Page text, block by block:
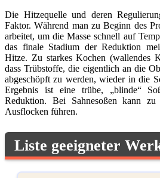
Die Hitzequelle und deren
Faktor. Während man zu Beginn des
arbeitet, um die Masse schnell auf
das finale Stadium der Reduktion
Hitze. Zu starkes Kochen (wallendes
dass Trübstoffe, die eigentlich an die
abgeschöpft zu werden, wieder in die
Ergebnis ist eine trübe, „blinde“
Reduktion. Bei Sahnesoßen kann
Ausflocken führen.
Liste geeigneter